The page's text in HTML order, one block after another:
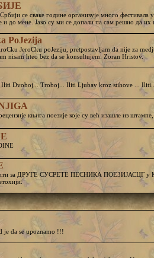
се сваке године организује много фестивала
и до мене. Јако су ми се допали па сам решио да
PoJezija
JeroCku poJeziju, pretpostavljam da nije za
nisam hteo bez da se konsultujem. Zoran Hristov.
Iliti Dvoboj... Troboj... Iliti Ljubav kroz stihove ...
књига поезије које су већ изашле из
за ДРУГЕ СУСРЕТЕ ПЕСНИКА ПОЕЗИЈАСЦГ у
je da se upoznamo !!!